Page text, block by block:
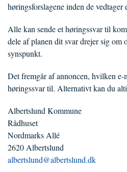
høringsforslagene inden de vedtager
Alle kan sende et høringssvar til
dele af planen dit svar drejer sig om
synspunkt.
Det fremgår af annoncen, hvilken e-
høringssvar til. Alternativt kan du
Albertslund Kommune
Rådhuset
Nordmarks Allé
2620 Albertslund
albertslund@albertslund.dk